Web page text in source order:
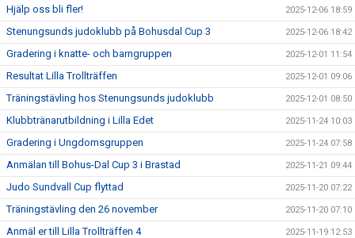
Hjälp oss bli fler! 2025-12-06 18:59
Stenungsunds judoklubb på Bohusdal Cup 3 2025-12-06 18:42
Gradering i knatte- och barngruppen 2025-12-01 11:54
Resultat Lilla Trollträffen 2025-12-01 09:06
Träningstävling hos Stenungsunds judoklubb 2025-12-01 08:50
Klubbtränarutbildning i Lilla Edet 2025-11-24 10:03
Gradering i Ungdomsgruppen 2025-11-24 07:58
Anmälan till Bohus-Dal Cup 3 i Brastad 2025-11-21 09:44
Judo Sundvall Cup flyttad 2025-11-20 07:22
Träningstävling den 26 november 2025-11-20 07:10
Anmäl er till Lilla Trollträffen 4 2025-11-19 12:53